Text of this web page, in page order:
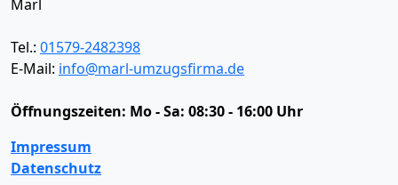
Marl
Tel.: 01579-2482398
E-Mail: info@marl-umzugsfirma.de
Öffnungszeiten: Mo - Sa: 08:30 - 16:00 Uhr
Impressum
Datenschutz